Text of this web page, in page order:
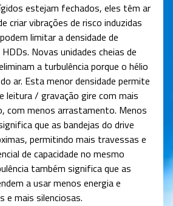
estejam fechados, eles têm ar
criar vibrações de risco induzidas
limitar a densidade de
Novas unidades cheias de
a turbulência porque o hélio
ar. Esta menor densidade permite
leitura / gravação gire com mais
com menos arrastamento. Menos
que as bandejas do drive
permitindo mais travessas e
de capacidade no mesmo
também significa que as
a usar menos energia e
e mais silenciosas.